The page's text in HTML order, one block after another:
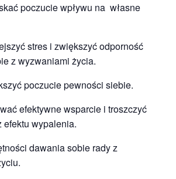
poczucie wpływu na własne
stres i zwiększyć odporność
z wyzwaniami życia.
poczucie pewności siebie.
efektywne wsparcie i troszczyć
efektu wypalenia.
dawania sobie rady z